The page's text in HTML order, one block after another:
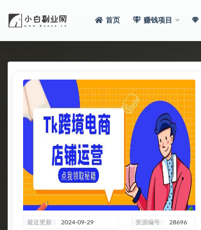
首页 赚钱项目
最近更新 2024-09-29 资源编号 28696